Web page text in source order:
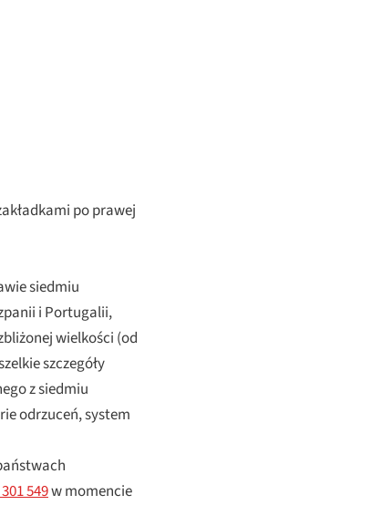
po prawej
siedmiu
i Portugalii,
wielkości (od
szczegóły
z siedmiu
odrzuceń, system
549w momencie